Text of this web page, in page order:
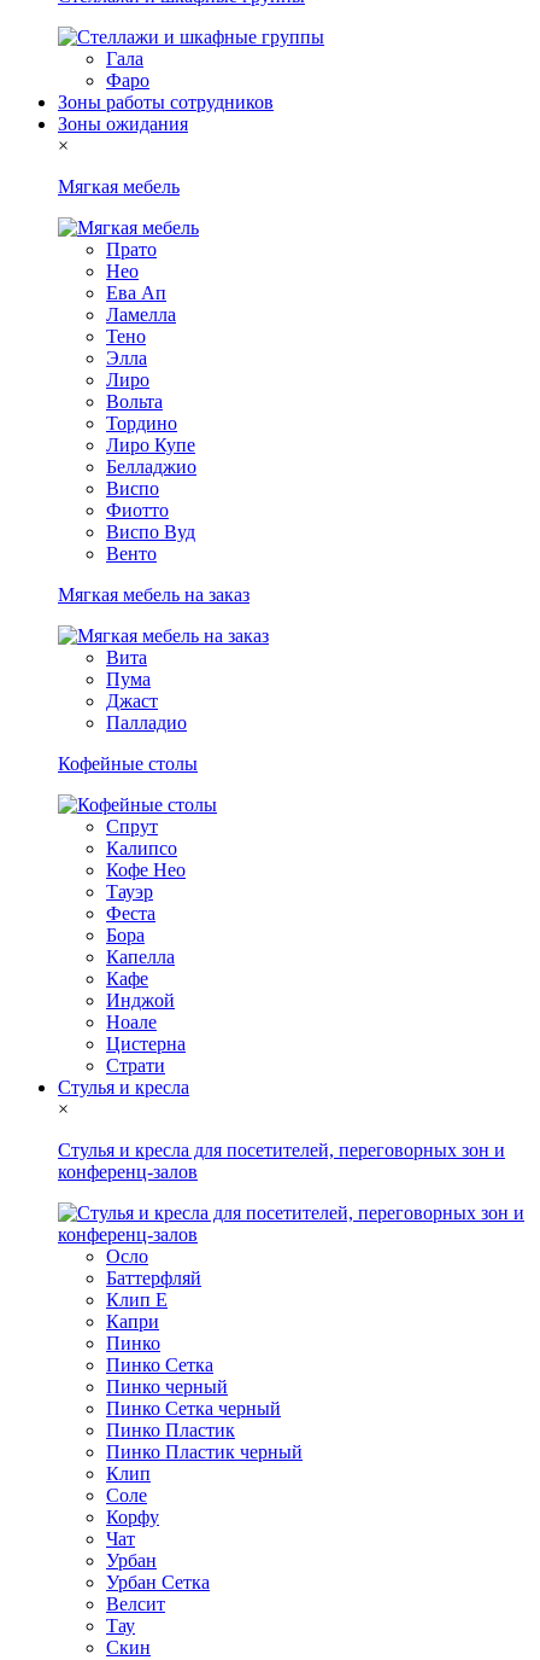
Гала
Фаро
Зоны работы сотрудников
Зоны ожидания
×
Мягкая мебель
Прато
Нео
Ева Ап
Ламелла
Тено
Элла
Лиро
Вольта
Тордино
Лиро Купе
Белладжио
Виспо
Фиотто
Виспо Вуд
Венто
Мягкая мебель на заказ
Вита
Пума
Джаст
Палладио
Кофейные столы
Спрут
Калипсо
Кофе Нео
Тауэр
Феста
Бора
Капелла
Кафе
Инджой
Ноале
Цистерна
Страти
Стулья и кресла
×
Стулья и кресла для посетителей, переговорных зон и
конференц-залов
Осло
Баттерфляй
Клип Е
Капри
Пинко
Пинко Сетка
Пинко черный
Пинко Сетка черный
Пинко Пластик
Пинко Пластик черный
Клип
Соле
Корфу
Чат
Урбан
Урбан Сетка
Велсит
Тау
Скин